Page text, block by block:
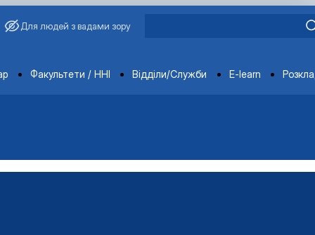
Для людей з вадами зору
Факультети / ННІ Відділи/Служби E-learn